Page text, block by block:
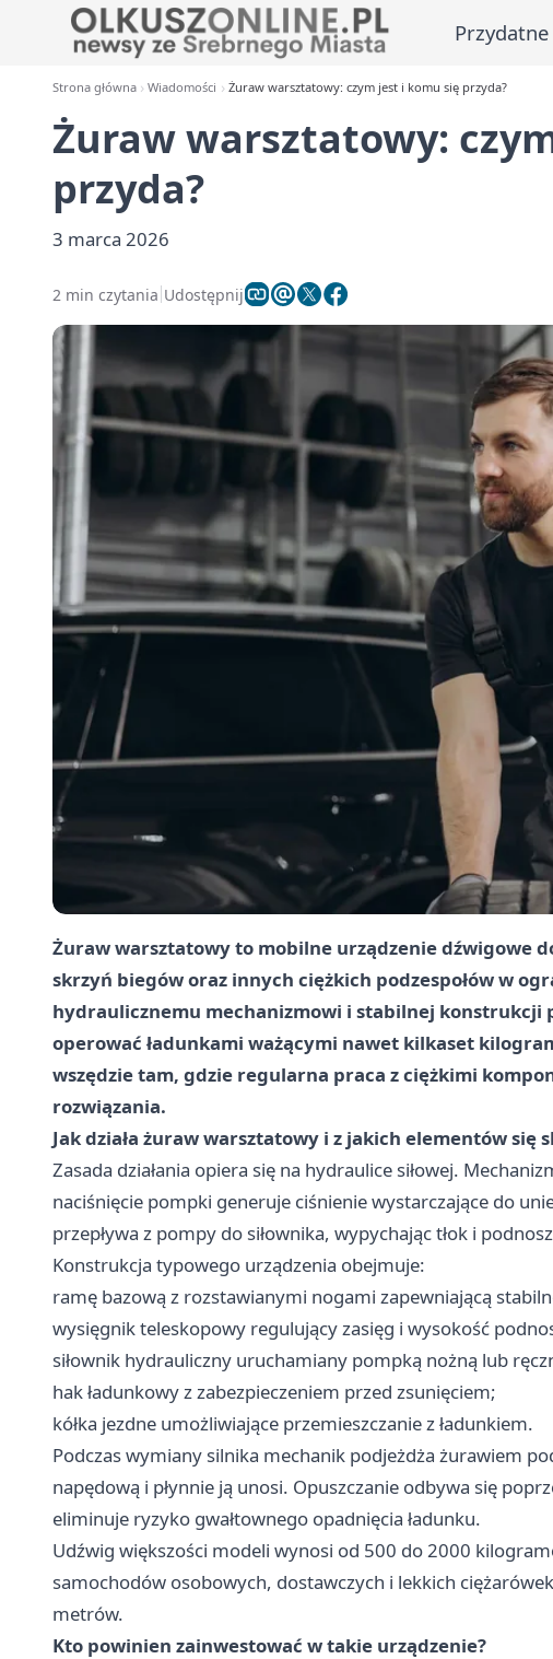
Przydatne
Strona główna Wiadomości Żuraw warsztatowy: czym jest i komu się przyda?
Żuraw warsztatowy:
przyda?
3 marca 2026
2 min czytania Udostępnij
Żuraw warsztatowy to mobilne urządzenie dźwigowe
skrzyń biegów oraz innych ciężkich podzespołów w
hydraulicznemu mechanizmowi i stabilnej konstrukcji
operować ładunkami ważącymi nawet kilkaset
wszędzie tam, gdzie regularna praca z ciężkimi
rozwiązania.
Jak działa żuraw warsztatowy i z jakich elementów się
Zasada działania opiera się na hydraulice siłowej.
naciśnięcie pompki generuje ciśnienie wystarczające do
przepływa z pompy do siłownika, wypychając tłok i
Konstrukcja typowego urządzenia obejmuje:
ramę bazową z rozstawianymi nogami zapewniającą
wysięgnik teleskopowy regulujący zasięg i wysokość
siłownik hydrauliczny uruchamiany pompką nożną lub
hak ładunkowy z zabezpieczeniem przed zsunięciem;
kółka jezdne umożliwiające przemieszczanie z ładunkiem.
Podczas wymiany silnika mechanik podjeżdża żurawiem
napędową i płynnie ją unosi. Opuszczanie odbywa się
eliminuje ryzyko gwałtownego opadnięcia ładunku.
Udźwig większości modeli wynosi od 500 do 2000
samochodów osobowych, dostawczych i lekkich
metrów.
Kto powinien zainwestować w takie urządzenie?